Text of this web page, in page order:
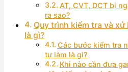
AT, CVT, DCT bị
ra sao?
Quy trình kiểm tra và
là gì?
Các bước kiểm tra
tự làm là gì?
Khi nào cần đưa